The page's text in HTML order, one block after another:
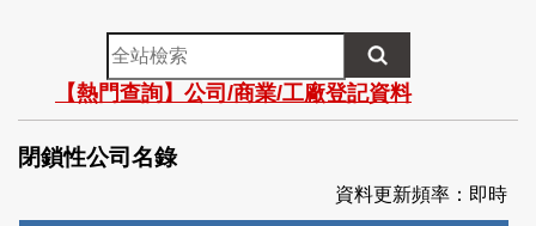
全
站
檢
索
【熱門查詢】公司/商業/工廠登記資料
閉鎖性公司名錄
資料更新頻率：即時